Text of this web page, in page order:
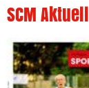
SCM Aktuell